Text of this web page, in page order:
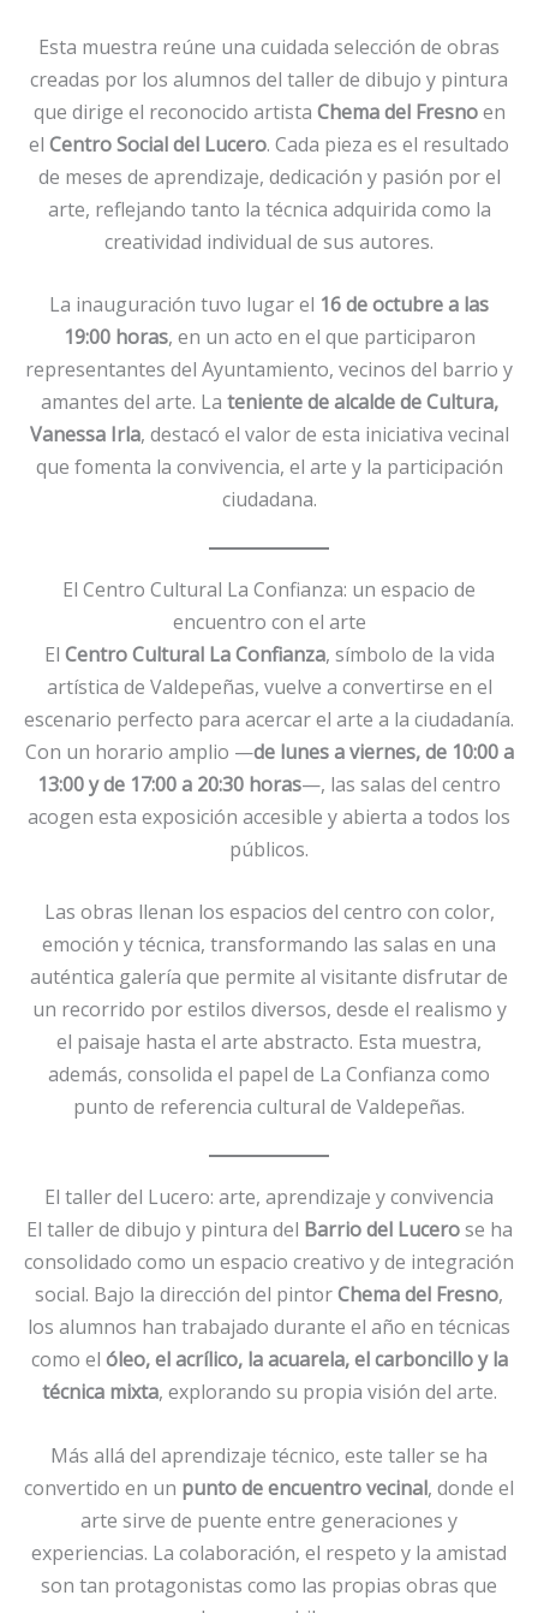
Esta muestra reúne una cuidada selección de obras
creadas por los alumnos del taller de dibujo y pintura
que dirige el reconocido artista Chema del Fresnoen
el Centro Social del Lucero. Cada pieza es el resultado
de meses de aprendizaje, dedicación y pasión por el
arte, reflejando tanto la técnica adquirida como la
creatividad individual de sus autores.
La inauguración tuvo lugar el 16 de octubre a las
19:00 horas, en un acto en el que participaron
representantes del Ayuntamiento, vecinos del barrio y
amantes del arte. La teniente de alcalde de Cultura,
Vanessa Irla, destacó el valor de esta iniciativa vecinal
que fomenta la convivencia, el arte y la participación
ciudadana.
El Centro Cultural La Confianza: un espacio de
encuentro con el arte
El Centro Cultural La Confianza, símbolo de la vida
artística de Valdepeñas, vuelve a convertirse en el
escenario perfecto para acercar el arte a la ciudadanía.
Con un horario amplio —de lunes a viernes, de 10:00 a
13:00 y de 17:00 a 20:30 horas—, las salas del centro
acogen esta exposición accesible y abierta a todos los
públicos.
Las obras llenan los espacios del centro con color,
emoción y técnica, transformando las salas en una
auténtica galería que permite al visitante disfrutar de
un recorrido por estilos diversos, desde el realismo y
el paisaje hasta el arte abstracto. Esta muestra,
además, consolida el papel de La Confianza como
punto de referencia cultural de Valdepeñas.
El taller del Lucero: arte, aprendizaje y convivencia
El taller de dibujo y pintura del Barrio del Lucerose ha
consolidado como un espacio creativo y de integración
social. Bajo la dirección del pintorChema del Fresno,
los alumnos han trabajado durante el año en técnicas
como el óleo, el acrílico, la acuarela, el carboncillo y la
técnica mixta, explorando su propia visión del arte.
Más allá del aprendizaje técnico, este taller se ha
convertido en un punto de encuentro vecinal, donde el
arte sirve de puente entre generaciones y
experiencias. La colaboración, el respeto y la amistad
son tan protagonistas como las propias obras que